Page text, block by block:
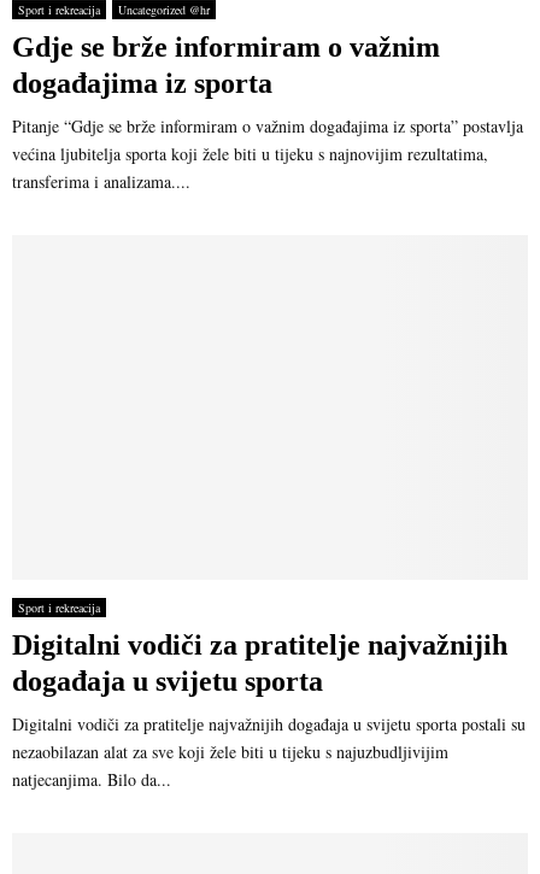
Sport i rekreacija Uncategorized @hr
Gdje se brže informiram o važnim
događajima iz sporta
Pitanje “Gdje se brže informiram o važnim događajima iz sporta” postavlja
većina ljubitelja sporta koji žele biti u tijeku s najnovijim rezultatima,
transferima i analizama....
Sport i rekreacija
Digitalni vodiči za pratiteljе najvažnijih
događaja u svijetu sporta
Digitalni vodiči za pratiteljе najvažnijih događaja u svijetu sporta postali su
nezaobilazan alat za sve koji žele biti u tijeku s najuzbudljivijim
natjecanjima. Bilo da...